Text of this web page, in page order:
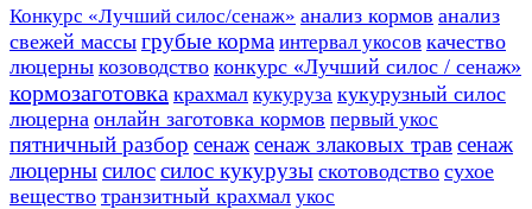
Конкурс «Лучший силос/сенаж» анализ кормов анализ
свежей массы грубые корма интервал укосов качество
люцерны козоводство конкурс «Лучший силос / сенаж»
кормозаготовка крахмал кукуруза кукурузный силос
люцерна онлайн заготовка кормов первый укос
пятничный разбор сенажсенаж злаковых травсенаж
люцернысилоссилос кукурузы скотоводство сухое
вещество транзитный крахмал укос